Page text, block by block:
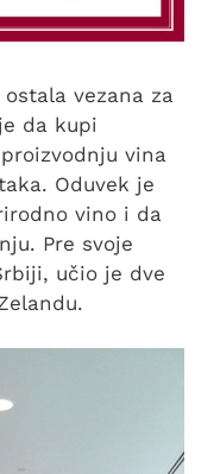
vezana za
da kupi
vina
Oduvek je
vino i da
Pre svoje
učio je dve